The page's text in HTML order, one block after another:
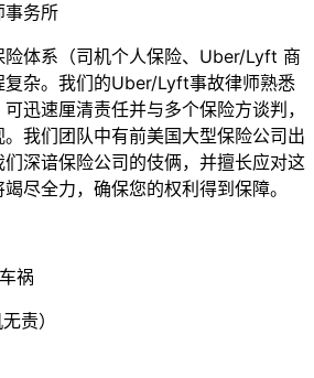
事务所
险体系（司机个人保险、Uber/Lyft 商
复杂。我们的Uber/Lyft事故律师熟悉
迅速厘清责任并与多个保险方谈判，
我们团队中有前美国大型保险公司出
深谙保险公司的伎俩，并擅长应对这
尽全力，确保您的权利得到保障。
祸
责）